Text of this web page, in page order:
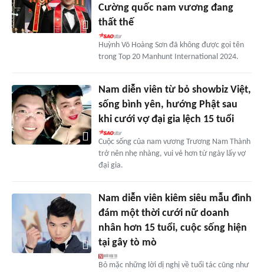
Cường quốc nam vương đang
thất thế
Huỳnh Võ Hoàng Sơn đã không được gọi tên
trong Top 20 Manhunt International 2024.
Nam diễn viên từ bỏ showbiz Việt,
sống bình yên, hướng Phật sau
khi cưới vợ đại gia lệch 15 tuổi
Cuộc sống của nam vương Trương Nam Thành
trở nên nhẹ nhàng, vui vẻ hơn từ ngày lấy vợ
đại gia.
Nam diễn viên kiêm siêu mẫu đình
đám một thời cưới nữ doanh
nhân hơn 15 tuổi, cuộc sống hiện
tại gây tò mò
Bỏ mặc những lời dị nghị về tuổi tác cũng như